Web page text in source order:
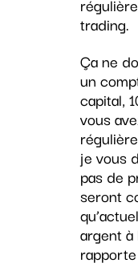
trading.
Ça ne
un
capital,
vous
je vous
pas de
seront
argent à